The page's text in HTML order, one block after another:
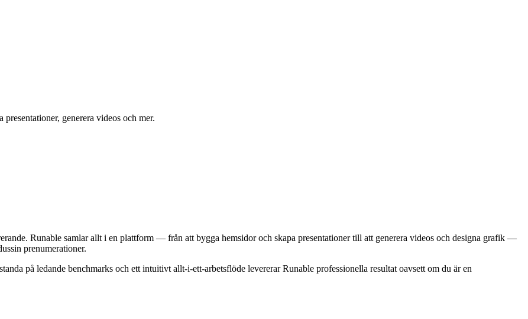
generera videos och mer.
Runable samlar allt i en plattform — från att bygga hemsidor och skapa presentationer till att generera videos och designa grafik —
prenumerationer.
på ledande benchmarks och ett intuitivt allt-i-ett-arbetsflöde levererar Runable professionella resultat oavsett om du är en